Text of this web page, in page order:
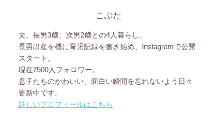
こぶた
夫、長男3歳、次男2歳との4人暮らし。
長男出産を機に育児記録を書き始め、Instagramで公開
スタート。
現在7500人フォロワー。
息子たちのかわいい、面白い瞬間を忘れないよう日々
更新中です。
詳しいプロフィールはこちら